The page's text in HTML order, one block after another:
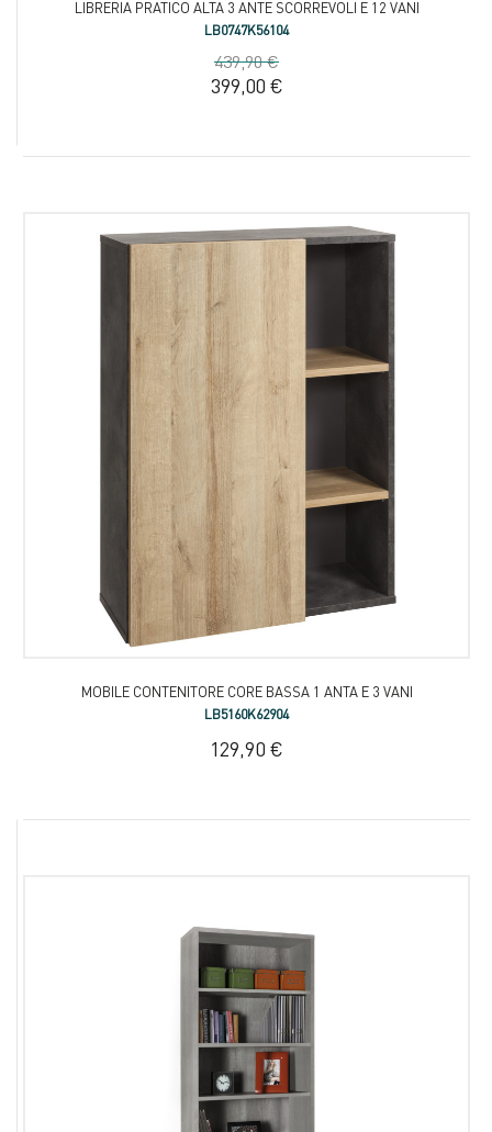
LIBRERIA PRATICO ALTA 3 ANTE SCORREVOLI E 12 VANI
LB0747K56104
439,90 €
399,00 €
MOBILE CONTENITORE CORE BASSA 1 ANTA E 3 VANI
LB5160K62904
129,90 €